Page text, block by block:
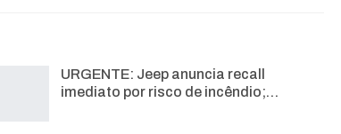
URGENTE: Jeep anuncia recall
imediato por risco de incêndio;…